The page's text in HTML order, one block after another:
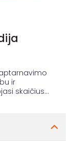
ir
skaičius...